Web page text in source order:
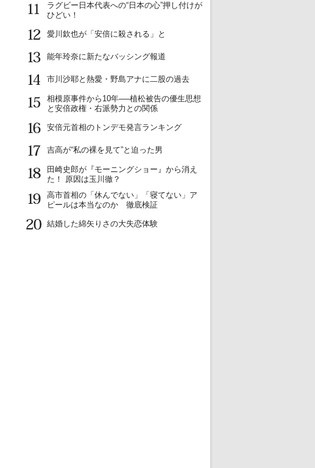
11
ラグビー日本代表への“日本の心”押し付けが
ひどい！
12
愛川欽也が「安倍に殺される」と
13
能年玲奈に新たなバッシング報道
14
市川沙耶と熱愛・野島アナに二股の過去
15
相模原事件から10年──植松被告の優生思想
と安倍政権・右派勢力との関係
16
安倍元首相のトンデモ発言ランキング
17
吉高が“私の裸を見て”と迫った男
18
田崎史郎が『モーニングショー』から消え
た！ 原因は玉川徹？
19
高市首相の「休んでない」「寝てない」ア
ピールは本当なのか 徹底検証
20
結婚した綿矢りさの大失恋体験